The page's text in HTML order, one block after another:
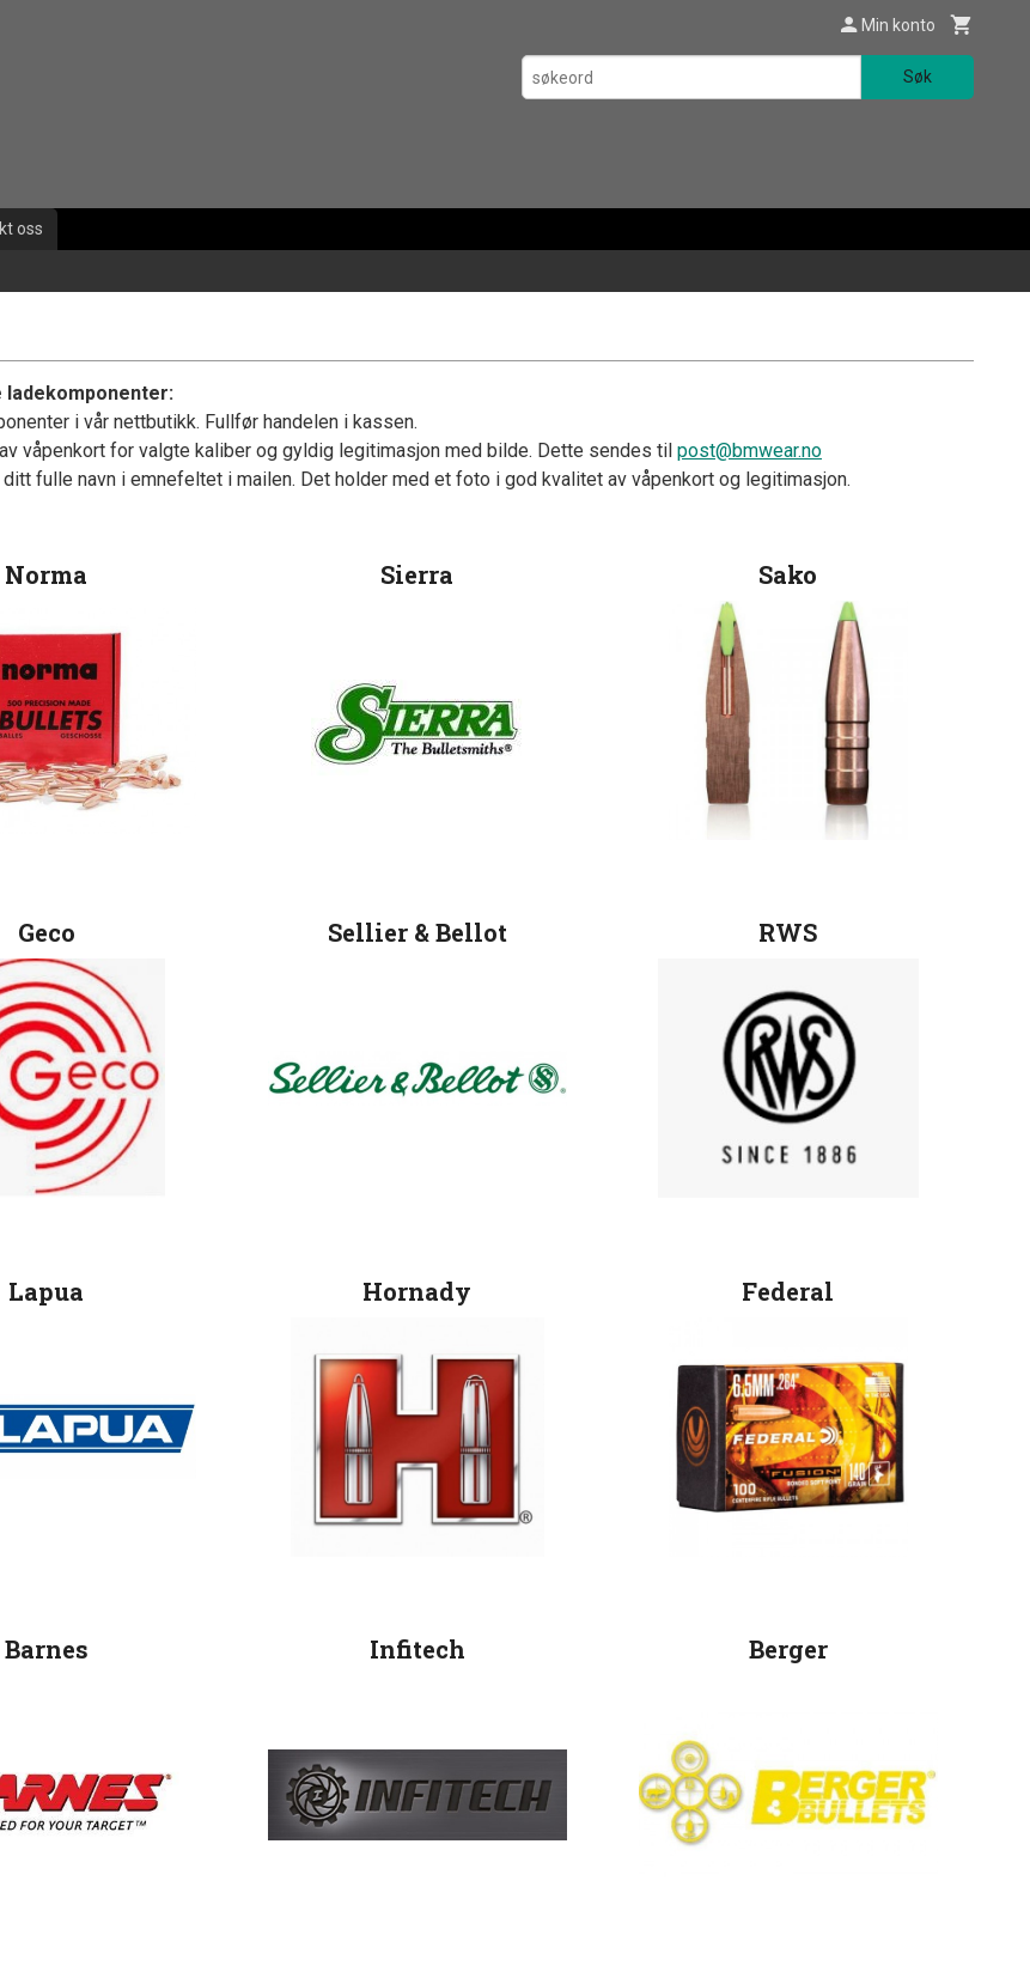
Min konto
Søk
oss
ladekomponenter:
i vår nettbutikk. Fullfør handelen i kassen.
våpenkort for valgte kaliber og gyldig legitimasjon med bilde. Dette sendes til post@bmwear.no
fulle navn i emnefeltet i mailen. Det holder med et foto i god kvalitet av våpenkort og legitimasjon.
Norma Sierra Sako
Geco Sellier & Bellot RWS
Lapua Hornady Federal
Barnes Infitech Berger